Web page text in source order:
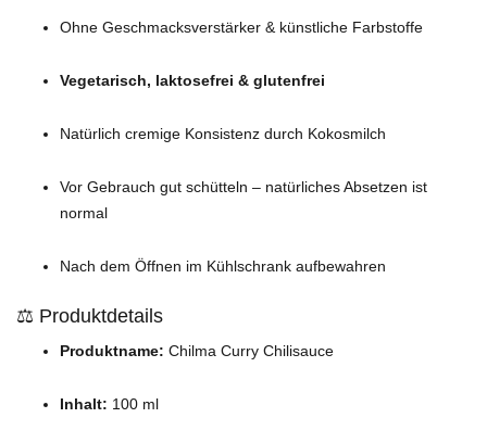
Ohne Geschmacksverstärker & künstliche Farbstoffe
Vegetarisch, laktosefrei & glutenfrei
Natürlich cremige Konsistenz durch Kokosmilch
Vor Gebrauch gut schütteln – natürliches Absetzen ist
normal
Nach dem Öffnen im Kühlschrank aufbewahren
⚖️ Produktdetails
Produktname: Chilma Curry Chilisauce
Inhalt: 100 ml